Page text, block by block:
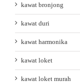
kawat bronjong
kawat duri
kawat harmonika
kawat loket
kawat loket murah